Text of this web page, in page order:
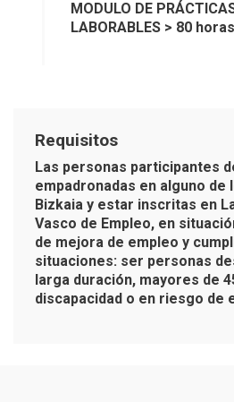
MODULO DE
LABORABLES > 80 horas
Requisitos
Las personas participantes
empadronadas en alguno de
Bizkaia y estar inscritas en
Vasco de Empleo, en
de mejora de empleo y
situaciones: ser personas
larga duración, mayores de
discapacidad o en riesgo de